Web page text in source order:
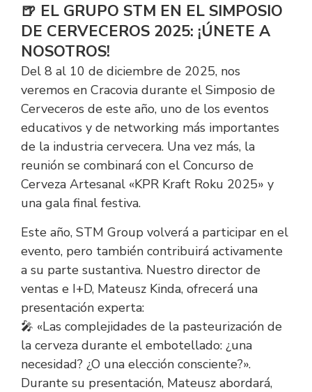
🍺 EL GRUPO STM EN EL SIMPOSIO
DE CERVECEROS 2025: ¡ÚNETE A
NOSOTROS!
Del 8 al 10 de diciembre de 2025, nos
veremos en Cracovia durante el Simposio de
Cerveceros de este año, uno de los eventos
educativos y de networking más importantes
de la industria cervecera. Una vez más, la
reunión se combinará con el Concurso de
Cerveza Artesanal «KPR Kraft Roku 2025» y
una gala final festiva.
Este año, STM Group volverá a participar en el
evento, pero también contribuirá activamente
a su parte sustantiva. Nuestro director de
ventas e I+D, Mateusz Kinda, ofrecerá una
presentación experta:
🎤 «Las complejidades de la pasteurización de
la cerveza durante el embotellado: ¿una
necesidad? ¿O una elección consciente?».
Durante su presentación, Mateusz abordará,